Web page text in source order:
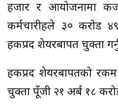
हजार र आयोजनामा
कर्मचारीहरुले ३० करोड
हकप्रद शेयरबापत चुक्ता
हकप्रद शेयरबापतको
चुक्ता पूँजी २१ अर्ब १८